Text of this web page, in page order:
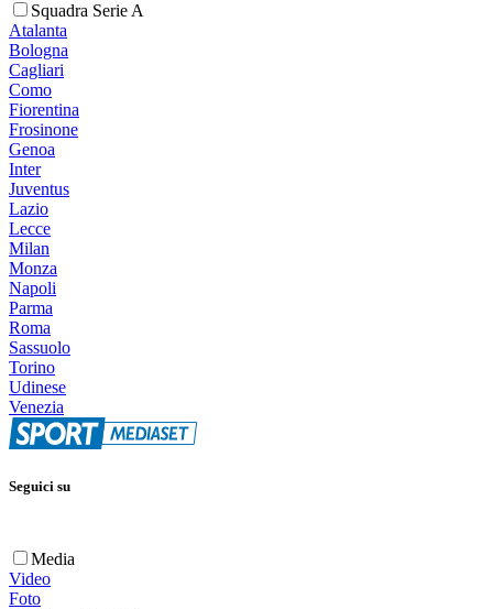
Squadra Serie A
Atalanta
Bologna
Cagliari
Como
Fiorentina
Frosinone
Genoa
Inter
Juventus
Lazio
Lecce
Milan
Monza
Napoli
Parma
Roma
Sassuolo
Torino
Udinese
Venezia
Seguici su
Media
Video
Foto